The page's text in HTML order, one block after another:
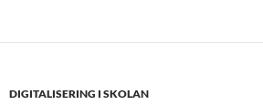
DIGITALISERING I SKOLAN